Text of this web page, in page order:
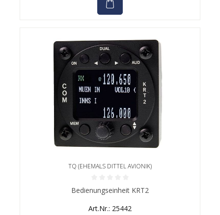
TQ (EHEMALS DITTEL AVIONIK)
Durchschnittliche Bewertung von 0 von 5 Sternen
Bedienungseinheit KRT2
Art.Nr.: 25442